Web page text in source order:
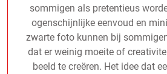
sommigen als pretentieus
ogenschijnlijke eenvoud en
zwarte foto kunnen bij
dat er weinig moeite of
beeld te creëren. Het idee dat